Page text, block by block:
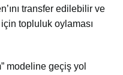
transfer edilebilir ve
topluluk oylaması
modeline geçiş yol